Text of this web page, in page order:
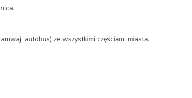
autobus) ze wszystkimi częściami miasta.